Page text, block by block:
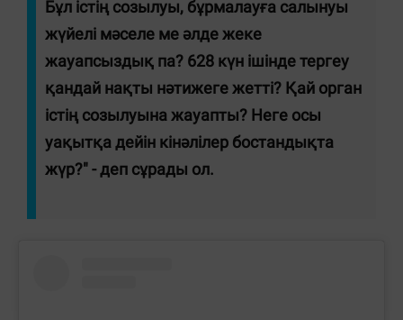
Бұл істің созылуы, бұрмалауға салынуы
жүйелі мәселе ме әлде жеке
жауапсыздық па? 628 күн ішінде тергеу
қандай нақты нәтижеге жетті? Қай орган
істің созылуына жауапты? Неге осы
уақытқа дейін кінәлілер бостандықта
жүр?" - деп сұрады ол.